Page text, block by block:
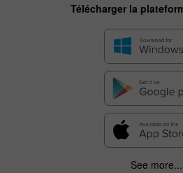
Télécharger la
See more...